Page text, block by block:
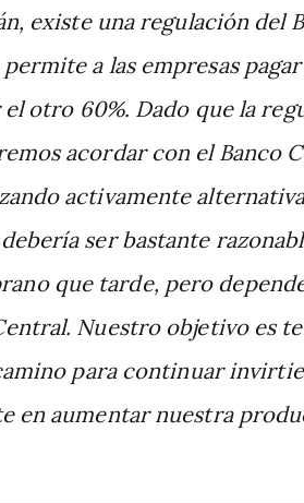
existe una regulación del
a las empresas
otro 60%. Dado que la
acordar con el Banco
activamente
ser bastante
que tarde, pero
Nuestro objetivo es
para continuar
en aumentar nuestra